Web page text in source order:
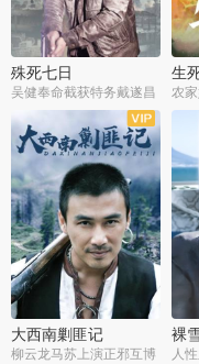
殊死七日
吴健奉命截获特务戴遂昌
生
农
大西南剿匪记
柳云龙马苏上演正邪互博
全21
裸
人